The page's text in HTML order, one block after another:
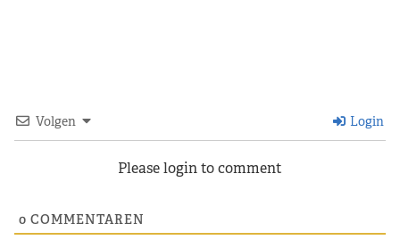
Volgen Login
Please login to comment
0 COMMENTAREN